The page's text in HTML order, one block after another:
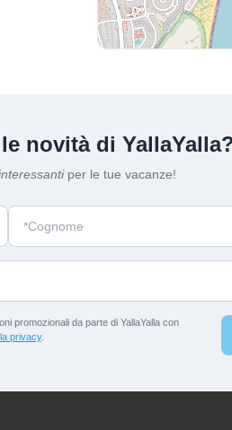
novità di
per le tue vacanze!
promozionali da parte di YallaYalla con
privacy.